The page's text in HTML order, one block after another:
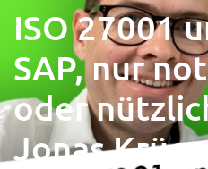
ISO 27001
SAP, nur
oder
Jonas